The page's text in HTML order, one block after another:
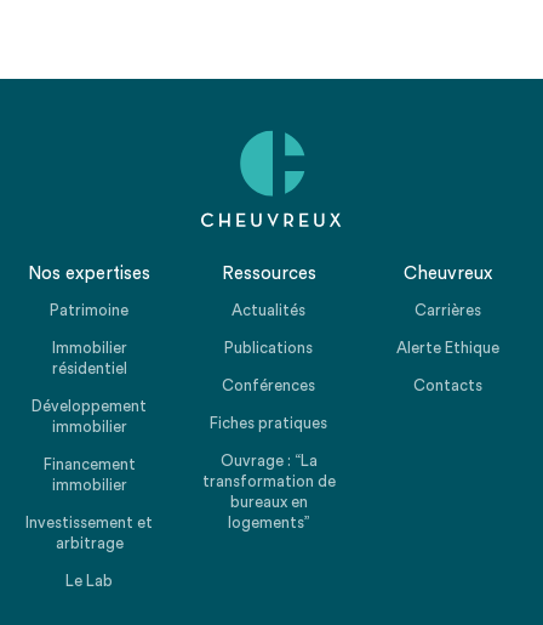
Nos expertises
Patrimoine
Immobilier
résidentiel
Développement
immobilier
Financement
immobilier
Investissement et
arbitrage
Le Lab
Ressources
Actualités
Publications
Conférences
Fiches pratiques
Ouvrage : “La
transformation de
bureaux en
logements”
Cheuvreux
Carrières
Alerte Ethique
Contacts